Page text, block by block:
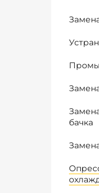
бачка